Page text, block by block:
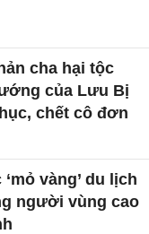
cha hại tộc
của Lưu Bị
chết cô đơn
vàng’ du lịch
người vùng cao